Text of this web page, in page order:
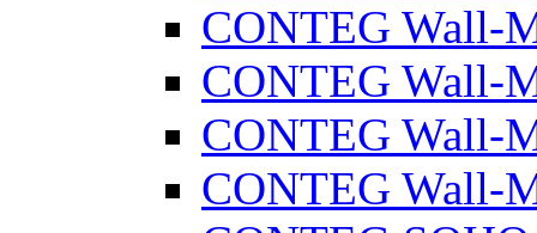
CONTEG Wall-
CONTEG Wall-
CONTEG Wall-
CONTEG Wall-